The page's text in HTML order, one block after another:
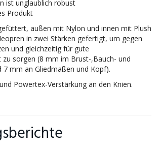
ist unglaublich robust
Produkt
außen mit Nylon und innen mit Plush
in zwei Stärken gefertigt, um gegen
und gleichzeitig für gute
zu sorgen (8 mm im Brust-,Bauch- und
7 mm an Gliedmaßen und Kopf).
Powertex-Verstärkung an den Knien.